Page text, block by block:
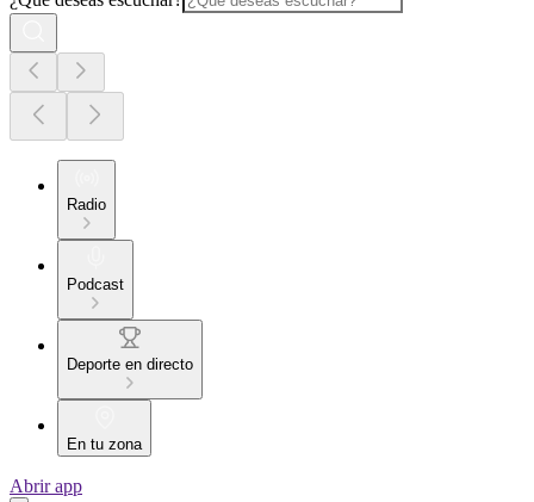
Radio
Podcast
Deporte en directo
En tu zona
Abrir app